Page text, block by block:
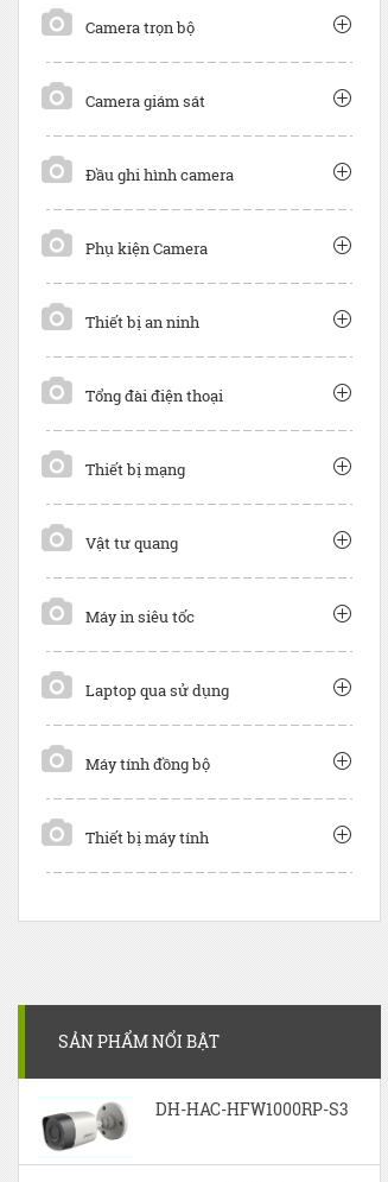
Camera trọn bộ
Camera giám sát
Đầu ghi hình camera
Phụ kiện Camera
Thiết bị an ninh
Tổng đài điện thoại
Thiết bị mạng
Vật tư quang
Máy in siêu tốc
Laptop qua sử dụng
Máy tính đồng bộ
Thiết bị máy tính
SẢN PHẨM NỔI BẬT
DH-HAC-HFW1000RP-S3